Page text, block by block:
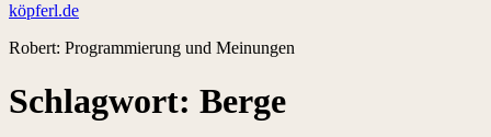
köpferl.de
Robert: Programmierung und Meinungen
Schlagwort: Berge